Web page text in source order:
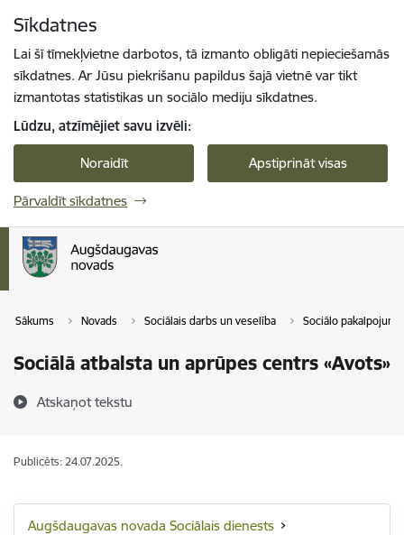
Sīkdatnes
Lai šī tīmekļvietne darbotos, tā izmanto obligāti nepieciešamās
sīkdatnes. Ar Jūsu piekrišanu papildus šajā vietnē var tikt
izmantotas statistikas un sociālo mediju sīkdatnes.
Lūdzu, atzīmējiet savu izvēli:
Noraidīt Apstiprināt visas
Pārvaldīt sīkdatnes
Sākums Novads Sociālais darbs un veselība Sociālo
Sociālā atbalsta un aprūpes centrs «Avots»
Atskaņot tekstu
Publicēts: 24.07.2025.
Augšdaugavas novada Sociālais dienests